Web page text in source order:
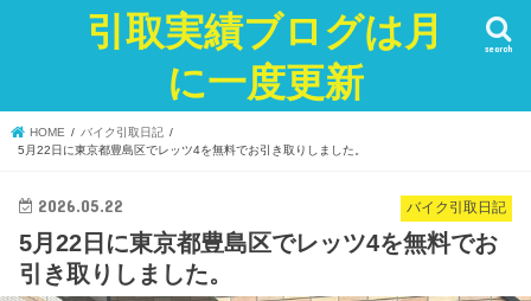
引取実績ブログは月
に一度更新
search
HOME
バイク引取日記
5月22日に東京都豊島区でレッツ4を無料でお引き取りしました。
バイク引取日記
2026.05.22
5月22日に東京都豊島区でレッツ4を無料でお
引き取りしました。